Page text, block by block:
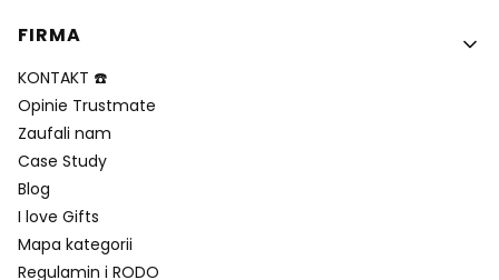
FIRMA
KONTAKT ☎️
Opinie Trustmate
Zaufali nam
Case Study
Blog
I love Gifts
Mapa kategorii
Regulamin i RODO